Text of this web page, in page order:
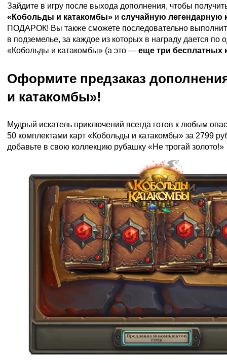
Зайдите в игру после выхода дополнения, чтобы
«Кобольды и катакомбы» и случайную легендарную
ПОДАРОК! Вы также сможете последовательно
в подземелье, за каждое из которых в награду дается по
«Кобольды и катакомбы» (а это — еще три бесплатных
Оформите предзаказ
и катакомбы»!
Мудрый искатель приключений всегда готов к любым
50 комплектами карт «Кобольды и катакомбы» за 2799
добавьте в свою коллекцию рубашку «Не трогай золото!»